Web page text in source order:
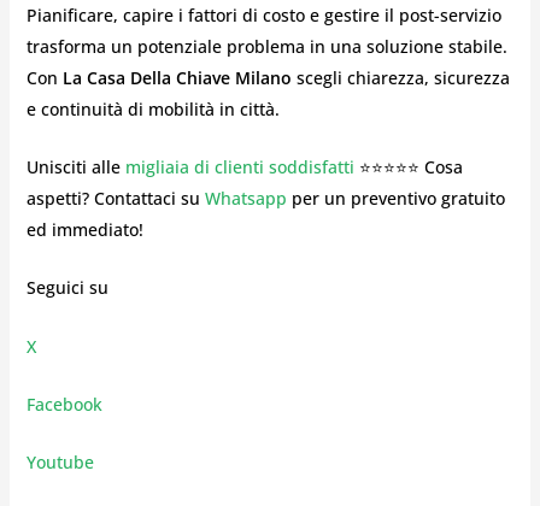
Pianificare, capire i fattori di costo e gestire il post-servizio
trasforma un potenziale problema in una soluzione stabile.
Con La Casa Della Chiave Milano scegli chiarezza, sicurezza
e continuità di mobilità in città.
Unisciti alle migliaia di clienti soddisfatti ⭐⭐⭐⭐⭐ Cosa
aspetti? Contattaci su Whatsapp per un preventivo gratuito
ed immediato!
Seguici su
X
Facebook
Youtube